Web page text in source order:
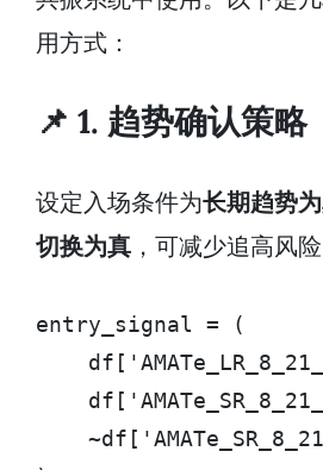
用方式：
📌 1. 趋势确认策略
设定入场条件为长期趋势
切换为真 ，可减少追高风险
entry_signal = (